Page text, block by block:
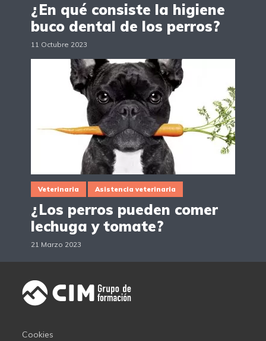
¿En qué consiste la higiene
buco dental de los perros?
11 Octubre 2023
Veterinaria Asistencia veterinaria
¿Los perros pueden comer
lechuga y tomate?
21 Marzo 2023
Cookies